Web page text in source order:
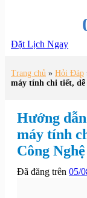
Đặt Lịch Ngay
Trang chủ » Hỏi Đáp
máy tính chi tiết, dễ
Hướng
máy tính
Công Nghệ
Đã đăng trên 05/